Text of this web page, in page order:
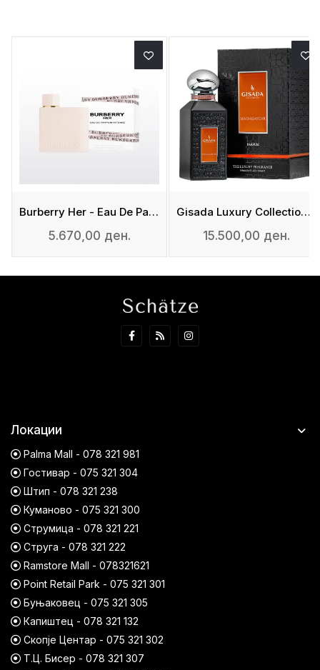
Burberry Her - Eau De Parfum Intense
5.670,00 ден.
Gisada Luxury Collection Madagascar - Eau De Parfum
15.500,00 ден.
Локации
Palma Mall - 078 321 981
Гостивар - 075 321 304
Штип - 078 321 238
Куманово - 075 321 300
Струмица - 078 321 221
Струга - 078 321 222
Ramstore Mall - 078321621
Point Retail Park - 075 321 301
Буњаковец - 075 321 305
Капиштец - 078 321 132
Скопје Центар - 075 321 302
Т.Ц. Бисер - 078 321 307